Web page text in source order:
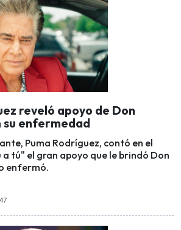
reveló apoyo de Don
su enfermedad
Puma Rodríguez, contó en el
tú" el gran apoyo que le brindó Don
enfermó.